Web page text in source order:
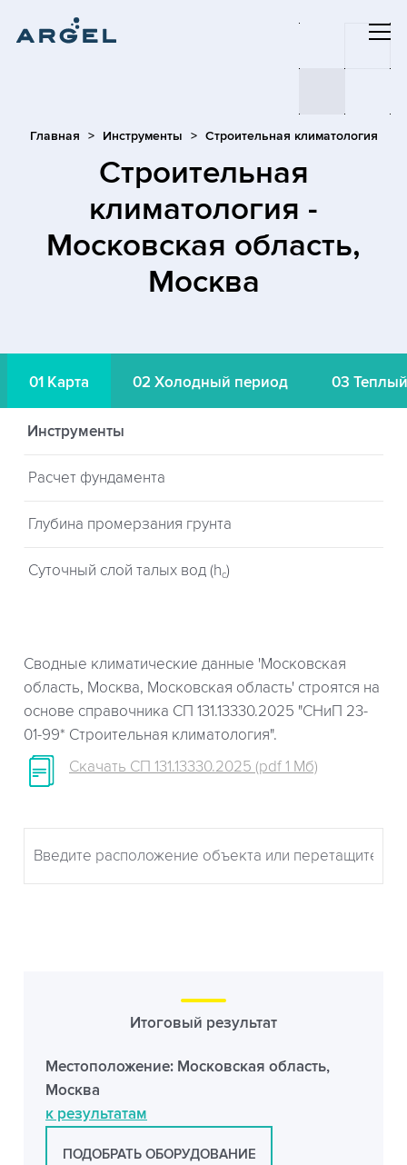
Главная Инструменты Строительная климатология
Строительная
климатология -
Московская область,
Москва
01 Карта 02 Холодный период 03
Инструменты
Расчет фундамента
Глубина промерзания грунта
Суточный слой талых вод (hc)
Сводные климатические данные 'Московская
область, Москва, Московская область' строятся на
основе справочника СП 131.13330.2025 "СНиП 23-
01-99* Строительная климатология".
Скачать СП 131.13330.2025 (pdf 1 Мб)
Итоговый результат
Местоположение: Московская область,
Москва
к результатам
ПОДОБРАТЬ ОБОРУДОВАНИЕ